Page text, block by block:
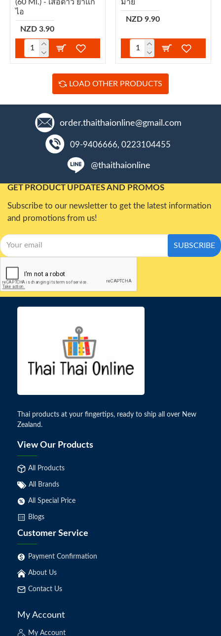
(60 Ml.) - เสือดาว ยาแก้
ไอ
NZD 3.90
มาย
NZD 9.90
LOAD OTHER PRODUCTS
order.thaithaionline@gmail.com
09-9406666, 0223104455
@thaithaionline
GET PRODUCT UPDATES AND PROMOS
Subscribe to our newsletter to get the latest information
and promotions from us!
SUBSCRIBE
Thai products at your fingertips, ready to ship all over New
Zealand.
View Our Products
All Products
All Brands
All Special Price
Blogs
Customer Service
Payment Confirmation
About Us
Contact Us
My Account
My Account